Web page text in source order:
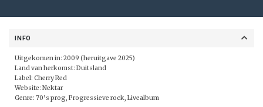
INFO
Uitgekomen in: 2009 (heruitgave 2025)
Land van herkomst: Duitsland
Label: Cherry Red
Website: Nektar
Genre: 70’s prog, Progressieve rock, Livealbum